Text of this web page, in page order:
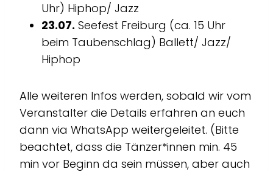
Uhr) Hiphop/ Jazz
23.07. Seefest Freiburg (ca. 15 Uhr
beim Taubenschlag) Ballett/ Jazz/
Hiphop
Alle weiteren Infos werden, sobald wir vom
Veranstalter die Details erfahren an euch
dann via WhatsApp weitergeleitet. (Bitte
beachtet, dass die Tänzer*innen min. 45
min vor Beginn da sein müssen, aber auch